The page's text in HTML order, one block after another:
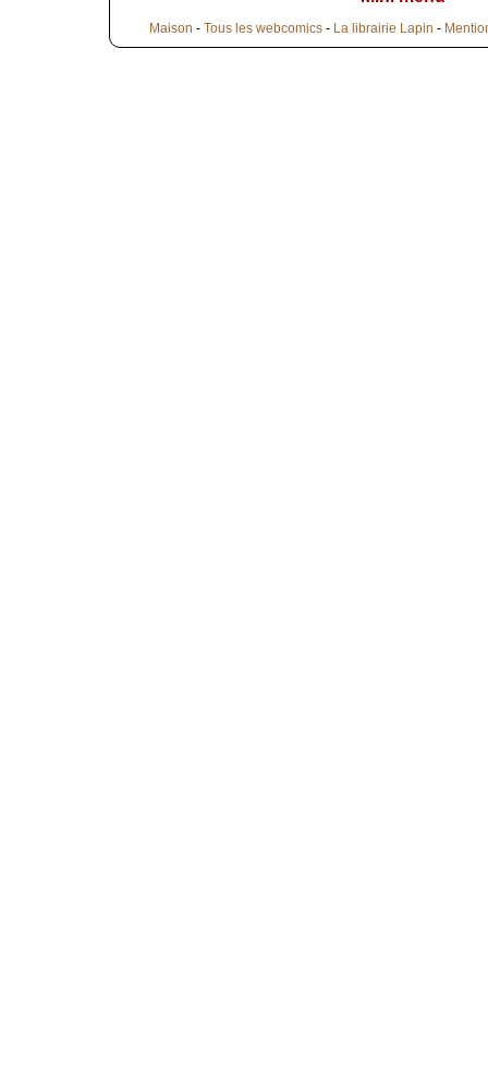
Maison - Tous les webcomics- La librairie Lapin -